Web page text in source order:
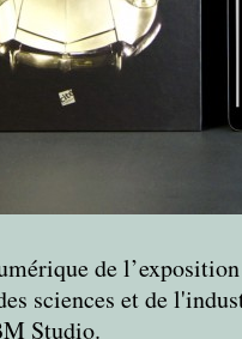
de
sciences et de
Studio.